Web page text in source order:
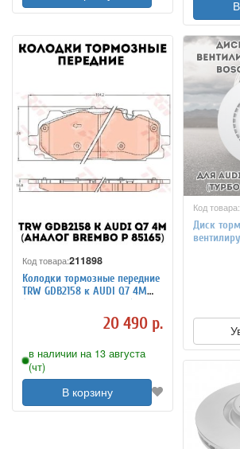
Код товара:211898
Колодки тормозные передние
TRW GDB2158 к AUDI Q7 4M
(аналог Brembo P 85165)
20 490 р.
в наличии на 13 августа
(чт)
В корзину
Код товара:
Диск